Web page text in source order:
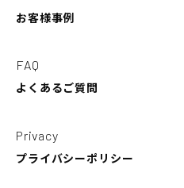
お客様事例
FAQ
よくあるご質問
Privacy
プライバシーポリシー